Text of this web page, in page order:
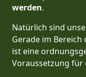
werden.
Natürlich sind
Gerade im
ist eine
Voraussetzung für